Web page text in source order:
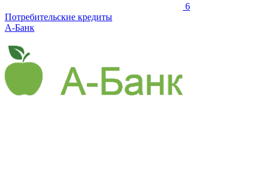
6
Потребительские кредиты
А-Банк